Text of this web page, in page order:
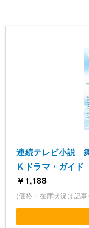
連続テレビ小説
Ｋドラマ・ガイド
￥1,188
(価格・在庫状況は記